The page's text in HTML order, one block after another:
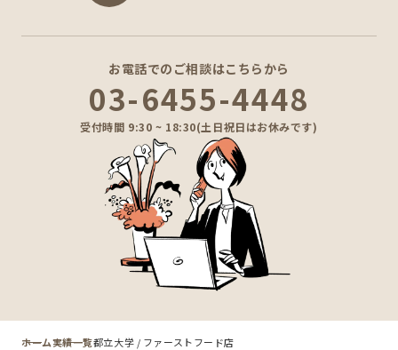
お電話でのご相談はこちらから
03-6455-4448
受付時間 9:30 ~ 18:30(土日祝日はお休みです)
ホーム実績一覧都立大学 / ファーストフード店